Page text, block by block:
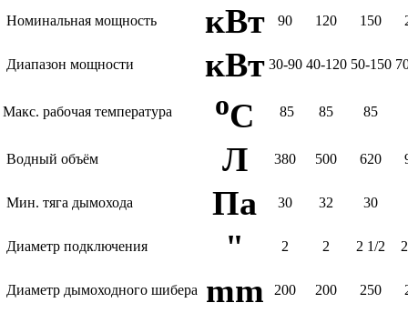
Номинальная мощность кВт 90 120 150
Диапазон мощности кВт 30-90 40-120 50-150
Макс. рабочая температура oC 85 85 85
Водный объём Л 380 500 620
Мин. тяга дымохода Па 30 32 30
Диаметр подключения " 2 2 2 1/2
Диаметр дымоходного шибера mm 200 200 250